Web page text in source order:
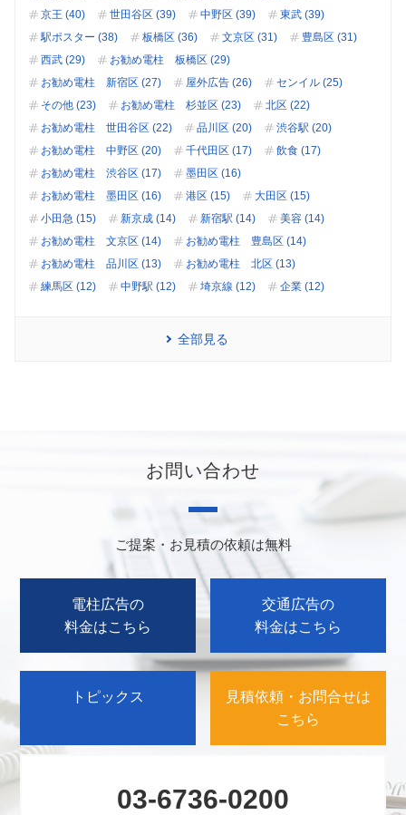
京王 (40)
世田谷区 (39) 中野区 (39)
東武 (39)
駅ポスター (38)
板橋区 (36) 文京区 (31)
豊島区 (31)
西武 (29)
お勧め電柱 板橋区 (29)
お勧め電柱 新宿区 (27)
屋外広告 (26)
センイル (25)
その他 (23)
お勧め電柱 杉並区 (23)
北区 (22)
お勧め電柱 世田谷区 (22)
品川区 (20)
渋谷駅 (20)
お勧め電柱 中野区 (20)
千代田区 (17)
飲食 (17)
お勧め電柱 渋谷区 (17)
墨田区 (16)
お勧め電柱 墨田区 (16)
港区 (15)
大田区 (15)
小田急 (15)
新京成 (14) 新宿駅 (14)
美容 (14)
お勧め電柱 文京区 (14)
お勧め電柱 豊島区 (14)
お勧め電柱 品川区 (13)
お勧め電柱 北区 (13)
練馬区 (12)
中野駅 (12) 埼京線 (12) 企業 (12)
全部見る
お問い合わせ
ご提案・お見積の依頼は無料
電柱広告の
料金はこちら
交通広告の
料金はこちら
トピックス
見積依頼・お問合せは
こちら
03-6736-0200